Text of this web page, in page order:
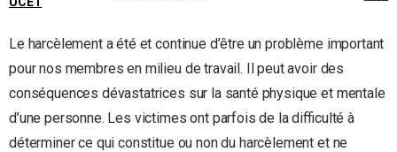
Le harcèlement a été et continue d’être un problème important
pour nos membres en milieu de travail. Il peut avoir des
conséquences dévastatrices sur la santé physique et mentale
d’une personne. Les victimes ont parfois de la difficulté à
déterminer ce qui constitue ou non du harcèlement et ne